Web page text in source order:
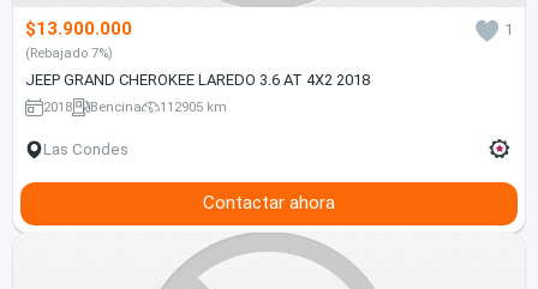
$13.900.000 1
(Rebajado 7%)
JEEP GRAND CHEROKEE LAREDO 3.6 AT 4X2 2018
2018 Bencina 112905 km
Las Condes
Contactar ahora